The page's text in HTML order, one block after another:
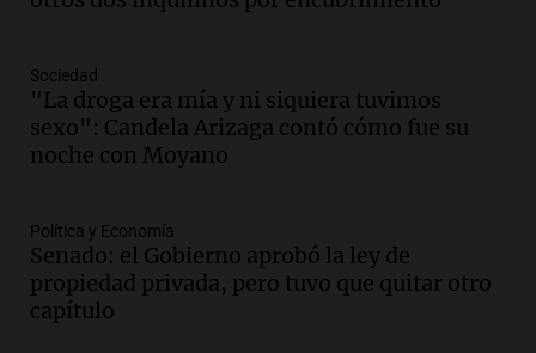
Audio.Mujer de más de 30 años muere
Este-Oeste de Salta
Panorama Federal
Episodios
Audio. La justicia reconoce el COVID
Panorama Federal
Episodios
Audio. Encuentran cuerpo en el Riacho
Santa Fe: se trataría de un hombre
Sociedad
"La droga era mía y ni siquiera tuvimos
sexo": Candela Arizaga contó cómo fue su
noche con Moyano
Política y Economía
Senado: el Gobierno aprobó la ley de
propiedad privada, pero tuvo que quitar otro
capítulo